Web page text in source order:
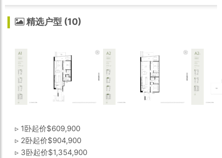
精选户型 (10)
▹ 1卧起价$609,900
▹ 2卧起价$904,900
▹ 3卧起价$1,354,900